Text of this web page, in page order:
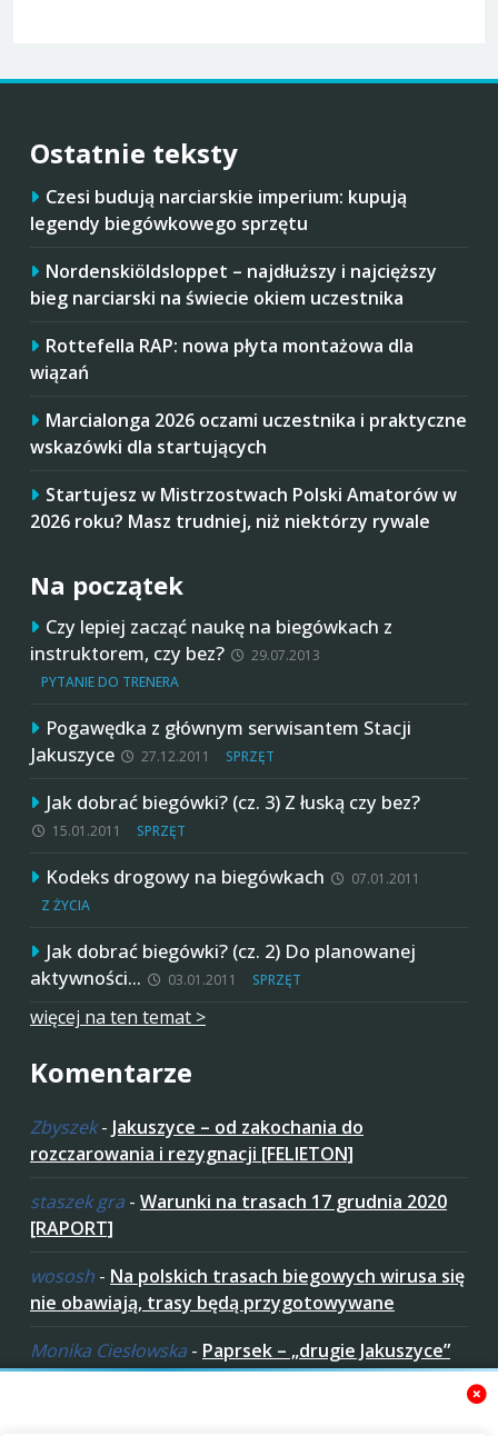
Ostatnie teksty
Czesi budują narciarskie imperium: kupują
legendy biegówkowego sprzętu
Nordenskiöldsloppet – najdłuższy i najcięższy
bieg narciarski na świecie okiem uczestnika
Rottefella RAP: nowa płyta montażowa dla
wiązań
Marcialonga 2026 oczami uczestnika i praktyczne
wskazówki dla startujących
Startujesz w Mistrzostwach Polski Amatorów w
2026 roku? Masz trudniej, niż niektórzy rywale
Na początek
Czy lepiej zacząć naukę na biegówkach z
instruktorem, czy bez?
29.07.2013
PYTANIE DO TRENERA
Pogawędka z głównym serwisantem Stacji
Jakuszyce
27.12.2011 SPRZĘT
Jak dobrać biegówki? (cz. 3) Z łuską czy bez?
15.01.2011 SPRZĘT
Kodeks drogowy na biegówkach
07.01.2011
Z ŻYCIA
Jak dobrać biegówki? (cz. 2) Do planowanej
aktywności…
03.01.2011 SPRZĘT
więcej na ten temat >
Komentarze
Zbyszek- Jakuszyce – od zakochania do
rozczarowania i rezygnacji [FELIETON]
staszek gra - Warunki na trasach 17 grudnia 2020
[RAPORT]
wososh - Na polskich trasach biegowych wirusa się
nie obawiają, trasy będą przygotowywane
Monika Ciesłowska - Paprsek – „drugie Jakuszyce”
w „czeskich Bieszczadach”